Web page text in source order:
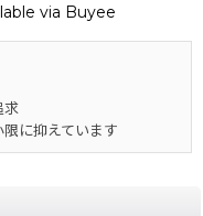
via Buyee
求
に抑えています